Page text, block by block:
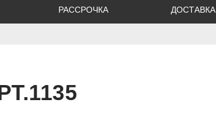
РАССРОЧКА ДОСТАВКА